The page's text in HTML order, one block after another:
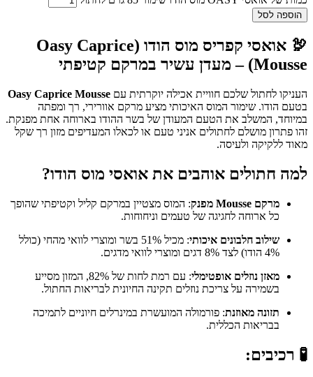
הוספה לסל
🦃 אואסי קפריס מוס הודו (Oasy Caprice
Mousse) – מעדן עשיר במרקם קטיפתי
העניקו לחתול שלכם חוויית אכילה יוקרתית עם Oasy Caprice Mousse
בטעם הודו. שימור המוס האיכותי מציע מרקם אוורירי, רך ומפתה
במיוחד, המשלב את הטעם המעודן של בשר ההודו בארוחה אחת מפנקת.
זהו פתרון מושלם לחתולים אניני טעם או לכאלו המעדיפים מזון רך שקל
מאוד ללקיקה ולעיסה.
למה חתולים אוהבים את אואסי מוס הודו?
מרקם Mousse מפנק
: המוס מצטיין במרקם קליל וקטיפתי שהופך
כל ארוחה לחגיגה של טעמים וניחוחות.
שילוב חלבונים איכותי
: מכיל 51% בשר ומוצרי לוואי מהחי (כולל
4% הודו) לצד 8% דגים ומוצרי לוואי מדגים.
מאזן נוזלים אופטימלי
: עם רמת לחות של 82%, המזון מסייע
בשמירה על צריכת נוזלים תקינה החיונית לבריאות החתול.
תזונה מאוזנת: פורמולה המועשרת במינרלים חיוניים לתמיכה
בבריאות הכללית.
🧪 רכיבים: